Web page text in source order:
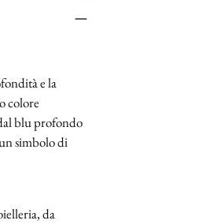
e la
colore
blu profondo
simbolo di
da